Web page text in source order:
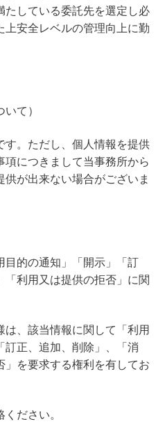
たしている委託先を選定し必
安全レベルの管理向上に勤
て）
す。ただし、個人情報を提供
につきまして当事務所から
が出来ない場合がございま
目的の通知」「開示」「訂
利用又は提供の拒否」に関
、該当情報に関して「利用
訂正、追加、削除」、「消
を要求する権利を有してお
ださい。